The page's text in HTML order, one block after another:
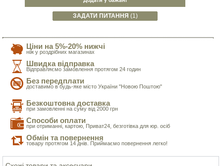
ЗАДАТИ ПИТАННЯ (1)
Ціни на 5%-20% нижчі
ніж у роздрібних магазинах
Швидка відправка
Відправляємо замовлення протягом 24 годин
Без передплати
доставимо в будь-яке місто України "Новою Поштою"
Безкоштовна доставка
при замовленні на суму від 2000 грн
Способи оплати
при отриманні, картою, Приват24, безготівка для юр. осіб
Обмін та повернення
товару протягом 14 днів. Приймаємо повернення легко!